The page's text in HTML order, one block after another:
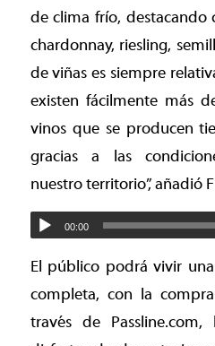
de clima frío, destacando
chardonnay, riesling,
de viñas es siempre
existen fácilmente más
vinos que se producen
gracias a las
nuestro territorio”, añadió
00:00
El público podrá vivir
completa, con la
través de Passline.com,